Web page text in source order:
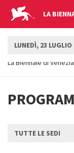
LA
YOUR
ARE
La Biennale di Venezia
LUNEDÌ, 23 LUGLIO
TUTTE LE SEDI